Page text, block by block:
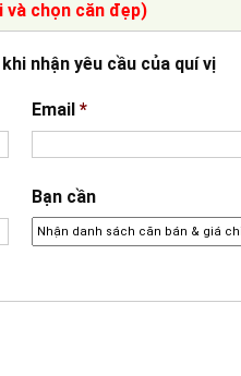
và chọn căn đẹp)
nhận yêu cầu của quí vị
Email *
Bạn cần